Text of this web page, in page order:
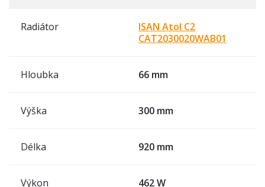
Radiátor
ISAN Atol C2
CAT2030020WAB01
Hloubka 66 mm
Výška 300 mm
Délka 920 mm
Výkon 462 W